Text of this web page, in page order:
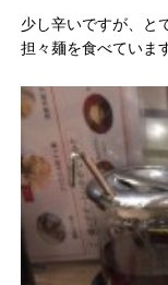
少し辛いですが、と
担々麺を食べていま